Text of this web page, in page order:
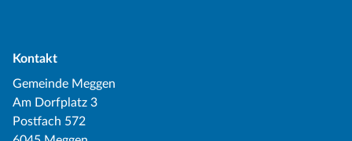
Kontakt
Gemeinde Meggen
Am Dorfplatz 3
Postfach 572